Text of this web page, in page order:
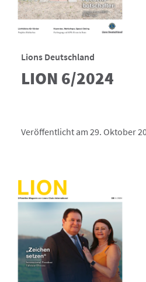
Lions Deutschland
LION 6/2024
Veröffentlicht am 29. Oktober